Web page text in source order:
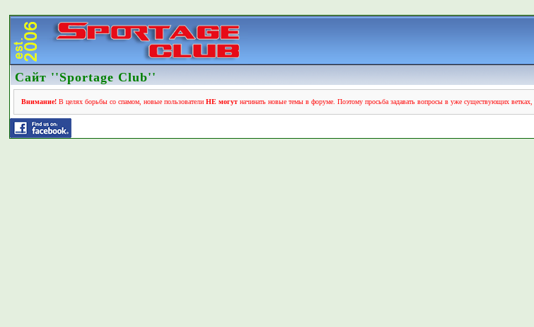
Сайт ''Sportage Club''
Внимание! В целях борьбы со спамом, новые пользователиНЕ могут начинать новые темы в форуме. Поэтому просьба задавать вопросы в уже существующих